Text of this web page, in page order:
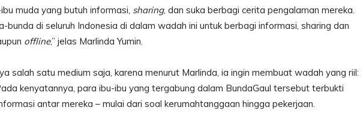
muda yang butuh informasi, sharing, dan suka berbagi cerita pengalaman mereka.
bunda di seluruh Indonesia di dalam wadah ini untuk berbagi informasi, sharing dan
offline,” jelas Marlinda Yumin.
salah satu medium saja, karena menurut Marlinda, ia ingin membuat wadah yang riil:
kenyatannya, para ibu-ibu yang tergabung dalam BundaGaul tersebut terbukti
antar mereka – mulai dari soal kerumahtanggaan hingga pekerjaan.